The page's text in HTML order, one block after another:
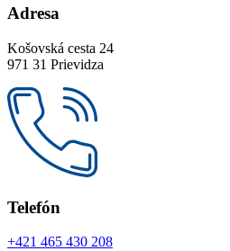
Adresa
Košovská cesta 24
971 31 Prievidza
Telefón
+421 465 430 208